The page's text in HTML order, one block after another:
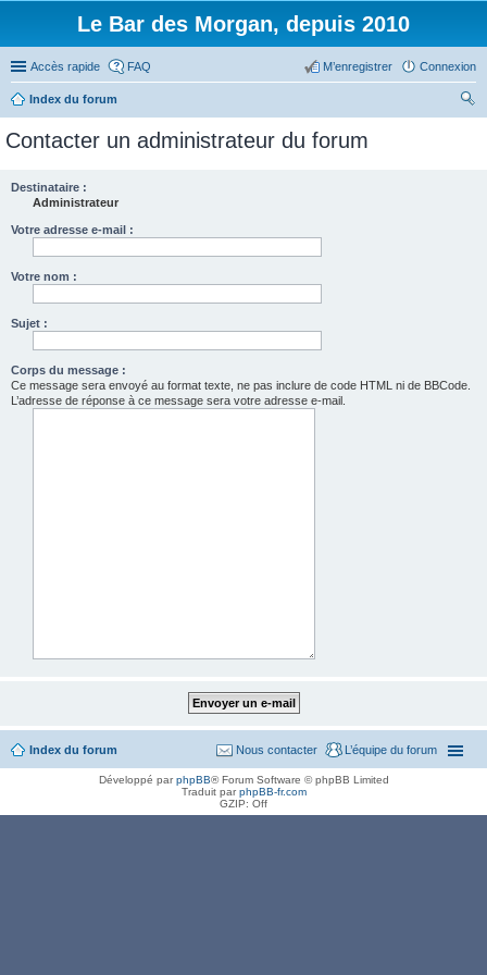
Le Bar des Morgan, depuis 2010
Accès rapide FAQ Connexion
M’enregistrer
Index du forum
Contacter un administrateur du forum
Destinataire :
Administrateur
Votre adresse e-mail :
Votre nom :
Sujet :
Corps du message :
Ce message sera envoyé au format texte, ne pas inclure de code HTML ni de BBCode.
L’adresse de réponse à ce message sera votre adresse e-mail.
Index du forum L’équipe du forum
Nous contacter
Développé parphpBB® Forum Software © phpBB Limited
Traduit parphpBB-fr.com
GZIP: Off